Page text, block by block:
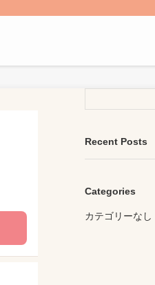
Recent Posts
Categories
カテゴリーなし